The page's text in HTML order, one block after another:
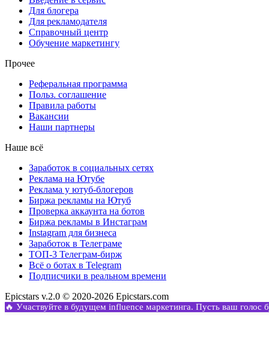
Для блогера
Для рекламодателя
Справочный центр
Обучение маркетингу
Прочее
Реферальная программа
Польз. соглашение
Правила работы
Вакансии
Наши партнеры
Наше всё
Заработок в социальных сетях
Реклама на Ютубе
Реклама у ютуб-блогеров
Биржа рекламы на Ютуб
Проверка аккаунта на ботов
Биржа рекламы в Инстаграм
Instagram для бизнеса
Заработок в Телеграме
ТОП-3 Телеграм-бирж
Всё о ботах в Telegram
Подписчики в реальном времени
Epicstars v.2.0 © 2020-2026 Epicstars.com
🔥 Участвуйте в будущем influence маркетинга. Пусть ваш голос